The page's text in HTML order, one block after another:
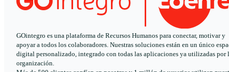
GOintegro es una plataforma de Recursos Humanos para conectar, motivar y
apoyar a todos los colaboradores. Nuestras soluciones están en un único
digital personalizado, integrado con todas las aplicaciones ya utilizadas por
organización.